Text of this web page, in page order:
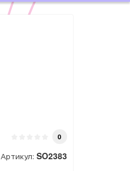
0
Артикул: SO2383